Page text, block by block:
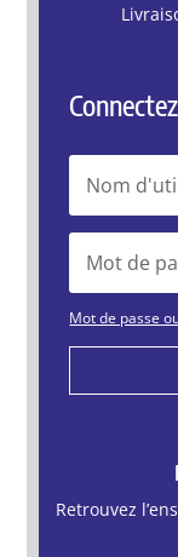
Mot de passe
Retrouvez